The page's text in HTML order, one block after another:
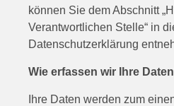
können Sie dem Abschnitt
Verantwortlichen Stelle“ in
Datenschutzerklärung
Wie erfassen wir Ihre
Ihre Daten werden zum